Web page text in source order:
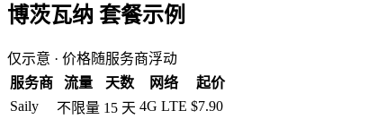
博茨瓦纳 套餐示例
仅示意 · 价格随服务商浮动
服务商
流量 天数 网络
起价
Saily
不限量 15 天 4G LTE $7.90